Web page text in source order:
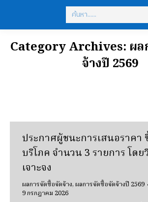
Search:
Category Archives: ผ
จ้างปี 2569
ประกาศผู้ชนะการเสนอราคา
บริโภค จํานวน 3 รายการ โดย
เจาะจง
ผลการจัดซื้อจัดจ้าง,ผลการจัดซื้อจัดจ้างปี 2569
9 กรกฎาคม 2026